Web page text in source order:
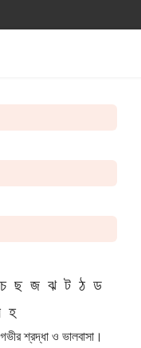
চ ছ জ ঝ ট ঠ ড
হ
গভীর শ্রদ্ধা ও ভালবাসা।